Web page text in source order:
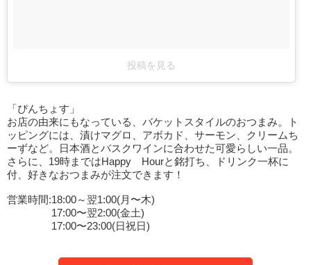
投稿を見る
「ぴんちょす」
お店の由来にもなっている、バケットスタイルのおつまみ。ト
ッピングには、漬けマグロ、アボカド、サーモン、クリームち
ーずなど。日本酒とバスクワインに合わせた可愛らしい一品。
さらに、19時まではHappy Hourと銘打ち、ドリンク一杯に
付、好きなおつまみが注文できます！
営業時間:18:00～翌1:00(月〜木)
17:00〜翌2:00(金土)
17:00〜23:00(日祝日)